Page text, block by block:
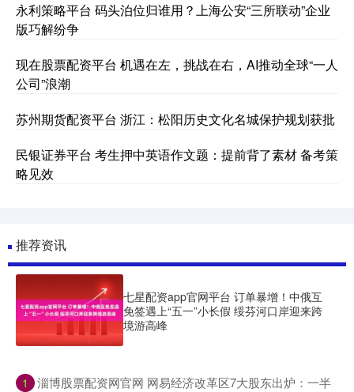
永利策略平台 码头泊位归谁用？上海公安“三所联动”企业
版巧解纷争
现在股票配资平台 机遇在左，挑战在右，AI推动全球“一人
公司”浪潮
苏州期货配资平台 浙江：松阳历史文化名城保护规划获批
民银证券平台 考生押中英语作文题：提前背了素材 备考策
略见效
推荐资讯
七星配资app官网平台 订单暴增！中俄互
免签遇上“五一”小长假 绥芬河口岸迎来跨
境游高峰
1
​淄博股票配资网官网 网易经济改革区7大股东出炉：一半